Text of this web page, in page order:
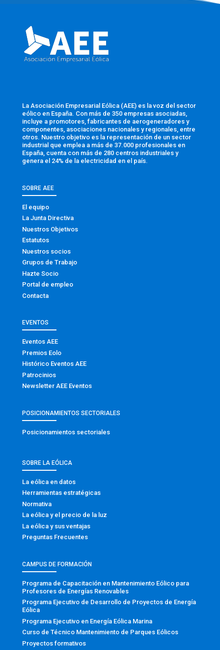
La Asociación Empresarial Eólica (AEE) es la voz del sector
eólico en España. Con más de 350 empresas asociadas,
incluye a promotores, fabricantes de aerogeneradores y
componentes, asociaciones nacionales y regionales, entre
otros. Nuestro objetivo es la representación de un sector
industrial que emplea a más de 37.000 profesionales en
España, cuenta con más de 280 centros industriales y
genera el 24% de la electricidad en el país.
SOBRE AEE
El equipo
La Junta Directiva
Nuestros Objetivos
Estatutos
Nuestros socios
Grupos de Trabajo
Hazte Socio
Portal de empleo
Contacta
EVENTOS
Eventos AEE
Premios Eolo
Histórico Eventos AEE
Patrocinios
Newsletter AEE Eventos
POSICIONAMIENTOS SECTORIALES
Posicionamientos sectoriales
SOBRE LA EÓLICA
La eólica en datos
Herramientas estratégicas
Normativa
La eólica y el precio de la luz
La eólica y sus ventajas
Preguntas Frecuentes
CAMPUS DE FORMACIÓN
Programa de Capacitación en Mantenimiento Eólico para
Profesores de Energías Renovables
Programa Ejecutivo de Desarrollo de Proyectos de Energía
Eólica
Programa Ejecutivo en Energía Eólica Marina
Curso de Técnico Mantenimiento de Parques Eólicos
Proyectos formativos